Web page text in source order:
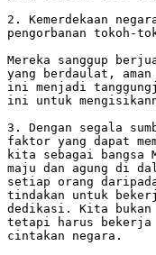
2. Kemerdekaan
pengorbanan tokoh-
Mereka sanggup
yang berdaulat,
ini menjadi
ini untuk
3. Dengan segala
faktor yang dapat
kita sebagai bangsa
maju dan agung di
setiap orang
tindakan untuk
dedikasi. Kita bukan
tetapi harus bekerja
cintakan negara.